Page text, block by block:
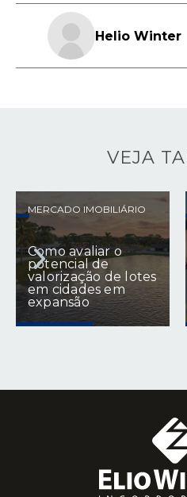
Helio Winter
VEJA
MERCADO IMOBILIÁRIO
Como avaliar o
potencial de
valorização de lotes
em cidades em
expansão